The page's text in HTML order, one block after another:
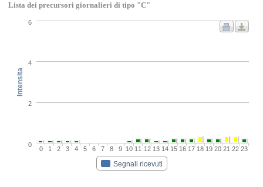
Lista dei precursori giornalieri di tipo "C"
Intensita
Segnali ricevuti
0 1 2 3 4 5 6 7 8 9 10 11 12 13 14 15 16 17 18 19 20 21 22 23
0
2
4
6